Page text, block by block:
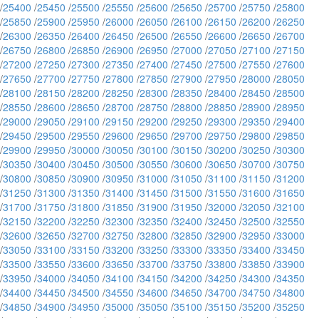
/25400 /25450 /25500 /25550 /25600 /25650 /25700 /25750 /25800
/25850 /25900 /25950 /26000 /26050 /26100 /26150 /26200 /26250
/26300 /26350 /26400 /26450 /26500 /26550 /26600 /26650 /26700
/26750 /26800 /26850 /26900 /26950 /27000 /27050 /27100 /27150
/27200 /27250 /27300 /27350 /27400 /27450 /27500 /27550 /27600
/27650 /27700 /27750 /27800 /27850 /27900 /27950 /28000 /28050
/28100 /28150 /28200 /28250 /28300 /28350 /28400 /28450 /28500
/28550 /28600 /28650 /28700 /28750 /28800 /28850 /28900 /28950
/29000 /29050 /29100 /29150 /29200 /29250 /29300 /29350 /29400
/29450 /29500 /29550 /29600 /29650 /29700 /29750 /29800 /29850
/29900 /29950 /30000 /30050 /30100 /30150 /30200 /30250 /30300
/30350 /30400 /30450 /30500 /30550 /30600 /30650 /30700 /30750
/30800 /30850 /30900 /30950 /31000 /31050 /31100 /31150 /31200
/31250 /31300 /31350 /31400 /31450 /31500 /31550 /31600 /31650
/31700 /31750 /31800 /31850 /31900 /31950 /32000 /32050 /32100
/32150 /32200 /32250 /32300 /32350 /32400 /32450 /32500 /32550
/32600 /32650 /32700 /32750 /32800 /32850 /32900 /32950 /33000
/33050 /33100 /33150 /33200 /33250 /33300 /33350 /33400 /33450
/33500 /33550 /33600 /33650 /33700 /33750 /33800 /33850 /33900
/33950 /34000 /34050 /34100 /34150 /34200 /34250 /34300 /34350
/34400 /34450 /34500 /34550 /34600 /34650 /34700 /34750 /34800
/34850 /34900 /34950 /35000 /35050 /35100 /35150 /35200 /35250